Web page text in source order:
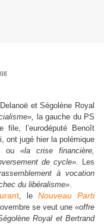
et Ségolène Royal
la gauche du PS
l’eurodéputé Benoît
ont jugé hier la polémique
ou «la crise financière,
de cycle». Les
à vocation
du libéralisme».
, le
Nouveau Parti
se veut une «offre
Royal et Bertrand